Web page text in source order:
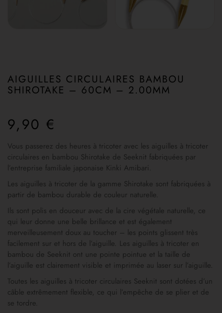
AIGUILLES CIRCULAIRES BAMBOU
SHIROTAKE – 60CM – 2.00MM
9,90 €
Vous passerez des heures à tricoter avec les aiguilles à tricoter
circulaires en bambou Shirotake de Seeknit fabriquées par
l’entreprise familiale japonaise Kinki Amibari.
Les aiguilles à tricoter de la gamme Shirotake sont fabriquées à
partir de bambou durable de couleur naturelle.
Ils sont polis en douceur avec de la cire végétale naturelle, ce
qui leur donne une belle brillance et est également
merveilleusement doux au toucher – les points glissent très
facilement sur et hors de l’aiguille. Les aiguilles à tricoter en
bambou de Seeknit ont une pointe pointue et la taille de
l’aiguille est clairement visible et imprimée au laser sur l’aiguille.
Toutes les aiguilles à tricoter circulaires Seeknit sont dotées d’un
câble extrêmement flexible, ce qui l’empêche de se plier et de
se tordre.